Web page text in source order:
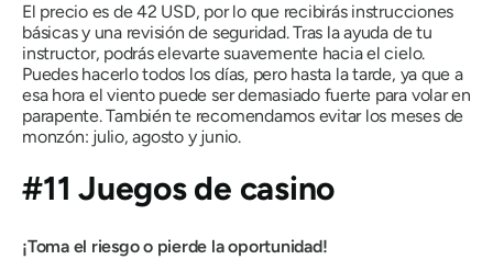
El precio es de 42 USD, por lo que recibirás instrucciones
básicas y una revisión de seguridad. Tras la ayuda de tu
instructor, podrás elevarte suavemente hacia el cielo.
Puedes hacerlo todos los días, pero hasta la tarde, ya que a
esa hora el viento puede ser demasiado fuerte para volar en
parapente. También te recomendamos evitar los meses de
monzón: julio, agosto y junio.
#11 Juegos de casino
¡Toma el riesgo o pierde la oportunidad!